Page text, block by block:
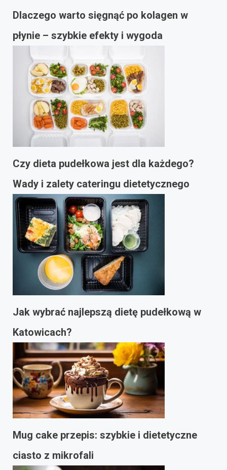
Dlaczego warto sięgnąć po kolagen w
płynie – szybkie efekty i wygoda
Czy dieta pudełkowa jest dla każdego?
Wady i zalety cateringu dietetycznego
Jak wybrać najlepszą dietę pudełkową w
Katowicach?
Mug cake przepis: szybkie i dietetyczne
ciasto z mikrofali